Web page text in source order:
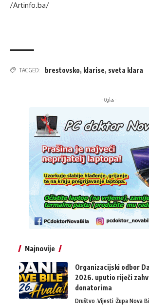
/Artinfo.ba/
TAGGED: brestovsko, klarise, sveta klara
- Oglas -
Najnovije
Organizacijski odbor
2026. uputio riječi
donatorima
Društvo Vijesti Župa Nova